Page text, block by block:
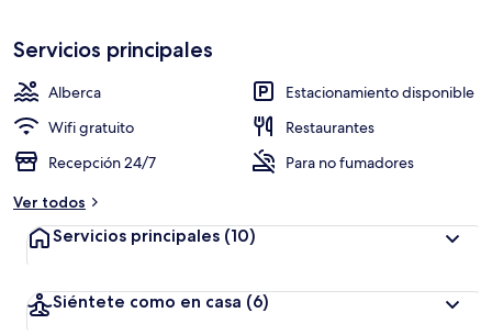
Servicios principales
Alberca
Estacionamiento disponible
Wifi gratuito
Restaurantes
Recepción 24/7
Para no fumadores
Ver todos
Servicios principales (10)
Siéntete como en casa (6)